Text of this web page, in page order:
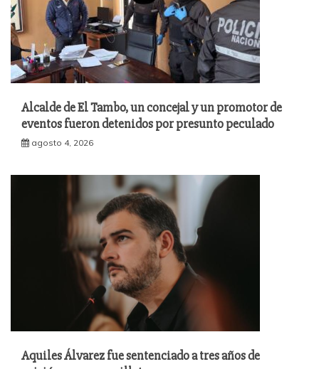
Alcalde de El Tambo, un concejal y un promotor de
eventos fueron detenidos por presunto peculado
agosto 4, 2026
Aquiles Álvarez fue sentenciado a tres años de